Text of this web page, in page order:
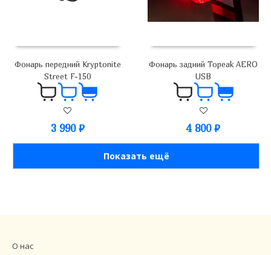
Фонарь передний Kryptonite
Street F-150
3 990 ₽
Фонарь задний Topeak AERO
USB
4 800₽
Показать ещё
О нас